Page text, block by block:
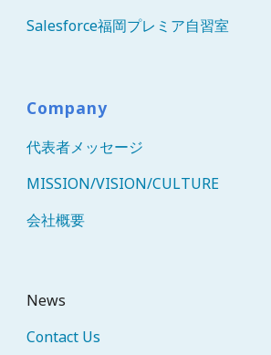
Salesforce福岡プレミア自習室
Company
代表者メッセージ
MISSION/VISION/CULTURE
会社概要
News
Contact Us